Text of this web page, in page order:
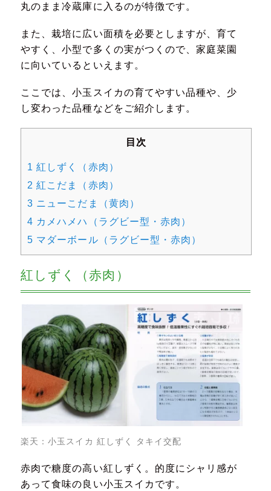
丸のまま冷蔵庫に入るのが特徴です。
また、栽培に広い面積を必要としますが、育て
やすく、小型で多くの実がつくので、家庭菜園
に向いているといえます。
ここでは、小玉スイカの育てやすい品種や、少
し変わった品種などをご紹介します。
目次
1 紅しずく（赤肉）
2 紅こだま（赤肉）
3 ニューこだま（黄肉）
4 カメハメハ（ラグビー型・赤肉）
5 マダーボール（ラグビー型・赤肉）
紅しずく（赤肉）
楽天：小玉スイカ 紅しずく タキイ交配
赤肉で糖度の高い紅しずく。的度にシャリ感が
あって食味の良い小玉スイカです。